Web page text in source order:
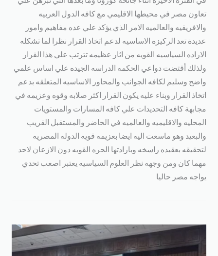
تعاون مصر في محيطها الاقليمي مع كافه الدول العربيه
والافريقيه والعالميه الامر الذي يؤكد علي عده مفاهيم وامور
عديدة تعد الركيزه الاساسيه لدعم اتخاذ القرار نظرا لما تشكله
الاراده السياسيه القويه من اثار عظيمه تترتب علي هذا القرار
ولذلك أقتضت دواعي الحكمه الدراسه الجيده علي اساس علمي
واضح وسليم لكافه الجوانب والمحاور الاساسيه المتعلقه بدعم
اتخاذ القرار وبناء عليه يكون القرار اكثر صلابه وقوه وعزيمه في
مجابهة كافه التحديدات علي كافه المسارات والمستويات
المحليه والاقليميه والعالميه في الحاضر والمستقبل القريب
والبعيد وهو ماسعت اليه ايضا بعزيمه قويه الدوله المصريه
لتحقيقه بعقيده راسخه وبارادتها الحره القويه دون الازعان لاحد
مهما كان ومن وجهه نظر العلوم السياسيه يعتبر اصعب تحدي
يواجه مصر حاليا